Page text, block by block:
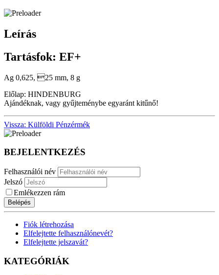
Leírás
Tartásfok: EF+
Ag 0,625, 25 mm, 8 g
Előlap: HINDENBURG
Ajándéknak, vagy gyűjteménybe egyaránt kitűnő!
Vissza: Külföldi Pénzérmék
BEJELENTKEZÉS
Felhasználói név
Jelszó
Emlékezzen rám
Belépés
Fiók létrehozása
Elfelejtette felhasználónevét?
Elfelejtette jelszavát?
KATEGÓRIÁK